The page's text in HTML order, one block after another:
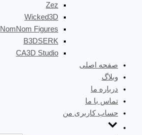
Zez
Wicked3D
NomNom Figures
B3DSERK
CA3D Studio
صفحه اصلی
وبلاگ
درباره ما
تماس با ما
حساب کاربری من